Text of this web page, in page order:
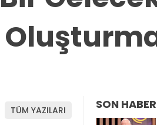
TÜM YAZILARI SON